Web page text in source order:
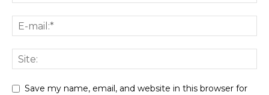
Save my name, email, and website in this browser for